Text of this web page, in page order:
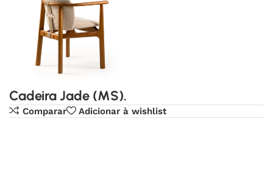
Cadeira Jade (MS).
Comparar Adicionar à wishlist